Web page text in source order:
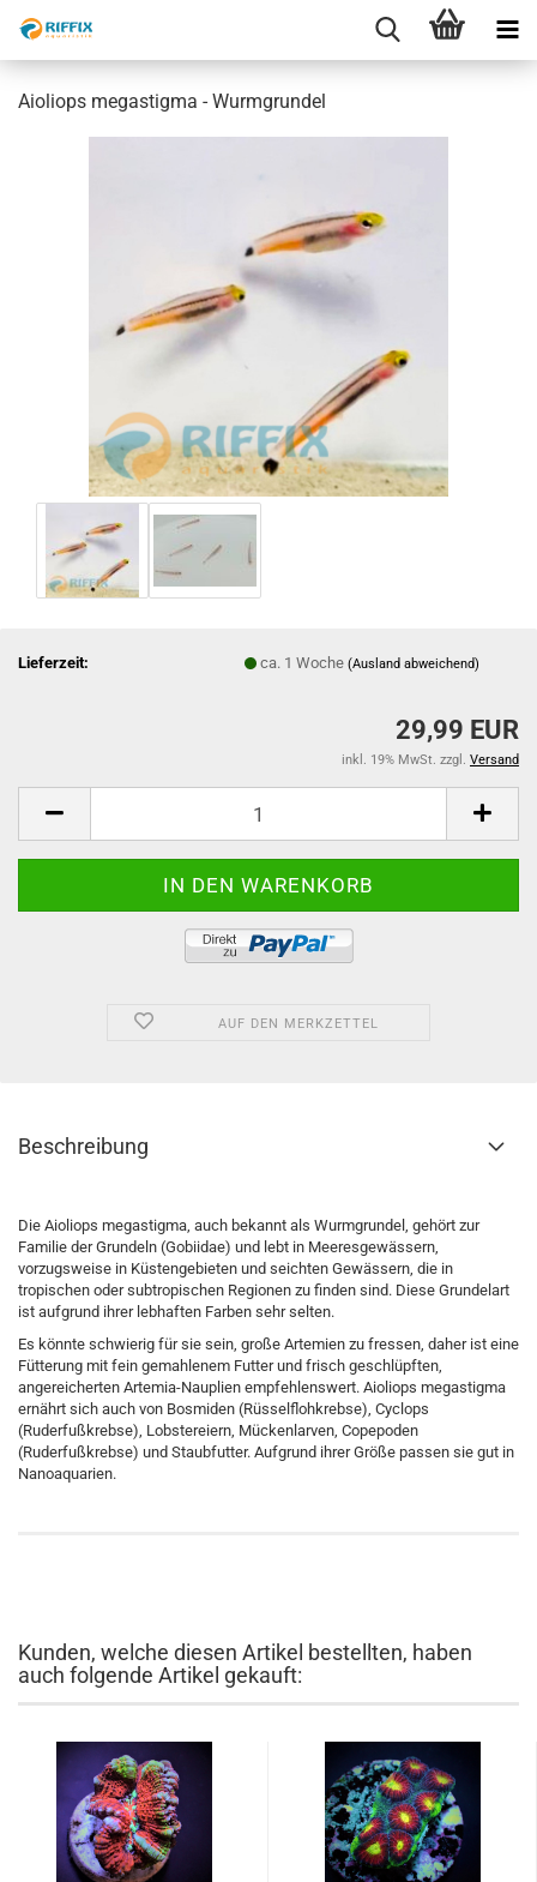
Aioliops megastigma - Wurmgrundel
Lieferzeit: ca. 1 Woche(Ausland abweichend)
29,99 EUR
inkl. 19% MwSt. zzgl. Versand
AUF DEN MERKZETTEL
Beschreibung
Die Aioliops megastigma, auch bekannt als Wurmgrundel, gehört zur
Familie der Grundeln (Gobiidae) und lebt in Meeresgewässern,
vorzugsweise in Küstengebieten und seichten Gewässern, die in
tropischen oder subtropischen Regionen zu finden sind. Diese Grundelart
ist aufgrund ihrer lebhaften Farben sehr selten.
Es könnte schwierig für sie sein, große Artemien zu fressen, daher ist eine
Fütterung mit fein gemahlenem Futter und frisch geschlüpften,
angereicherten Artemia-Nauplien empfehlenswert. Aioliops megastigma
ernährt sich auch von Bosmiden (Rüsselflohkrebse), Cyclops
(Ruderfußkrebse), Lobstereiern, Mückenlarven, Copepoden
(Ruderfußkrebse) und Staubfutter. Aufgrund ihrer Größe passen sie gut in
Nanoaquarien.
Kunden, welche diesen Artikel bestellten, haben
auch folgende Artikel gekauft: